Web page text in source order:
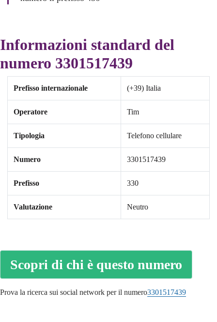
Informazioni standard del
numero 3301517439
Prefisso internazionale (+39) Italia
Operatore Tim
Tipologia Telefono cellulare
Numero 3301517439
Prefisso 330
Valutazione Neutro
Scopri di chi è questo numero
Prova la ricerca sui social network per il numero3301517439